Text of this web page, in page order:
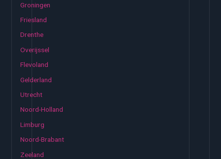
Groningen
Friesland
Drenthe
Overijssel
Flevoland
Gelderland
Utrecht
Noord-Holland
Limburg
Noord-Brabant
Zeeland